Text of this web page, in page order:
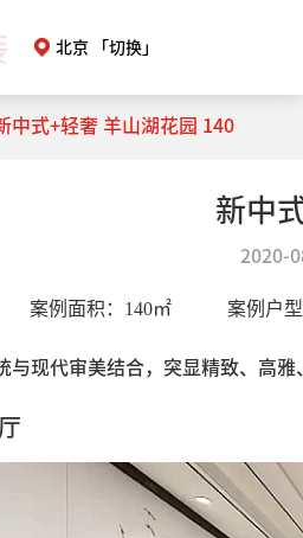
北京 「切换」
中式+轻奢 羊山湖花园 140
新中
2020-
案例面积： 140㎡ 案例户
与现代审美结合，突显精致、高雅